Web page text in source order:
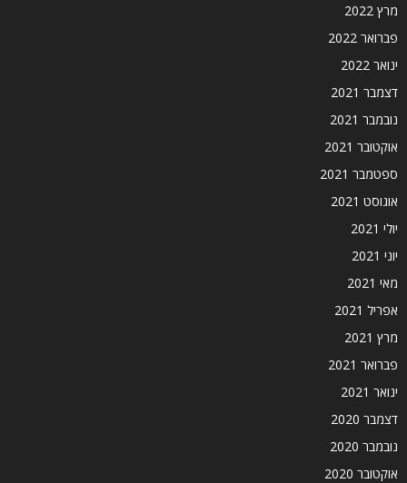
מרץ 2022
פברואר 2022
ינואר 2022
דצמבר 2021
נובמבר 2021
אוקטובר 2021
ספטמבר 2021
אוגוסט 2021
יולי 2021
יוני 2021
מאי 2021
אפריל 2021
מרץ 2021
פברואר 2021
ינואר 2021
דצמבר 2020
נובמבר 2020
אוקטובר 2020